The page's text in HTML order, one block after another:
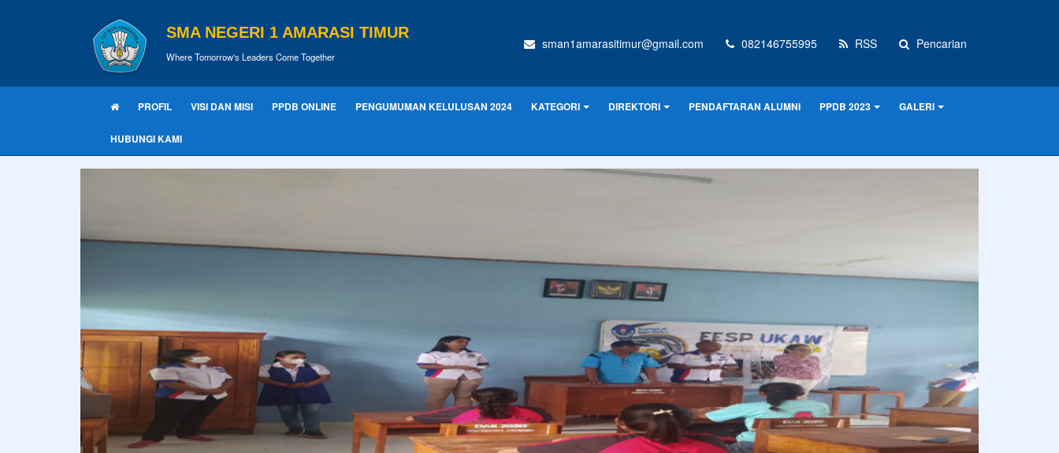
SMA NEGERI 1 AMARASI TIMUR
Where Tomorrow's Leaders Come Together
sman1amarasitimur@gmail.com 082146755995 RSS Pencarian
PROFIL VISI DAN MISI PPDB ONLINE PENGUMUMAN KELULUSAN 2024 KATEGORI DIREKTORI PENDAFTARAN ALUMNI PPDB 2023 GALERI
HUBUNGI KAMI